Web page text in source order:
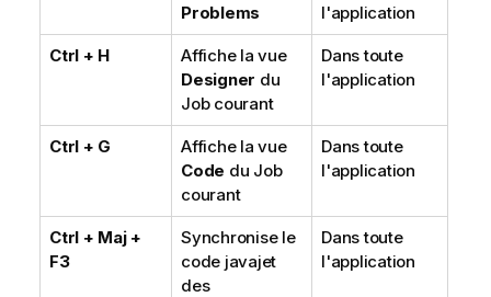
Problems
l'application
Ctrl + H
Affiche la vue
Designer du
Job courant
Dans toute
l'application
Ctrl + G
Affiche la vue
Code du Job
courant
Dans toute
l'application
Ctrl + Maj +
F3
Synchronise le
code javajet
des
Dans toute
l'application